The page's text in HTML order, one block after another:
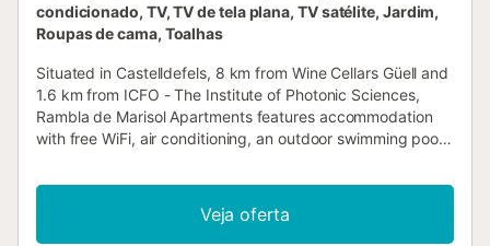
condicionado, TV, TV de tela plana, TV satélite, Jardim,
Roupas de cama, Toalhas
Situated in Castelldefels, 8 km from Wine Cellars Güell and
1.6 km from ICFO - The Institute of Photonic Sciences,
Rambla de Marisol Apartments features accommodation
with free WiFi, air conditioning, an outdoor swimming pool
Veja oferta